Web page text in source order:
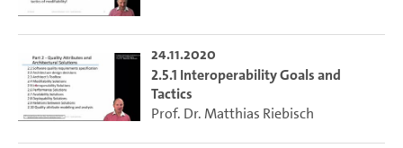
24.11.2020
2.5.1 Interoperability Goals and
Tactics
Prof. Dr. Matthias Riebisch